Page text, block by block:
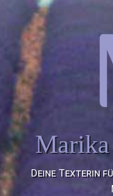
Deine Texterin